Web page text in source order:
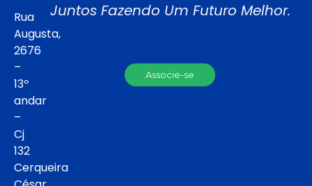
Rua
Augusta,
2676
–
13º
andar
–
Cj
132
Cerqueira
Juntos Fazendo Um Futuro Melhor.
Associe-se